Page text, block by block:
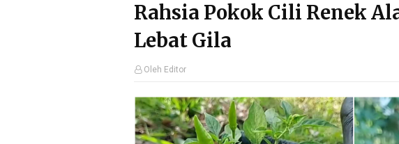
Rahsia Pokok Cili Renek
Lebat Gila
Oleh Editor